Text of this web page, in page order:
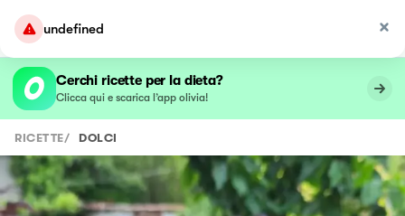
undefined
Cerchi ricette per la dieta?
Clicca qui e scarica l’app olivia!
RICETTE/ DOLCI